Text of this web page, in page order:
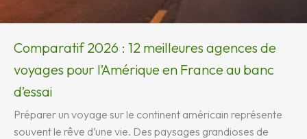
Comparatif 2026 : 12 meilleures agences de
voyages pour l’Amérique en France au banc
d’essai
Préparer un voyage sur le continent américain représente
souvent le rêve d’une vie. Des paysages grandioses de